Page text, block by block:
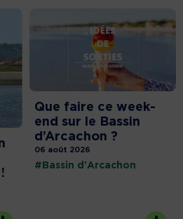
Que faire ce week-
end sur le Bassin
d’Arcachon ?
06 août 2026
#Bassin d'Arcachon